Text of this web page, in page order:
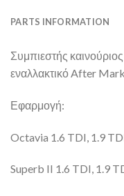
PARTS INFORMATION
Συμπιεστής
εναλλακτικό After
Εφαρμογή:
Octavia 1.6 TDI, 1.9
Superb II 1.6 TDI, 1.9